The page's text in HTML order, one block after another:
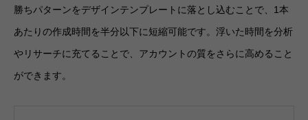
勝ちパターンをデザインテンプレートに落とし込むことで、1本
あたりの作成時間を半分以下に短縮可能です。浮いた時間を分析
やリサーチに充てることで、アカウントの質をさらに高めること
ができます。